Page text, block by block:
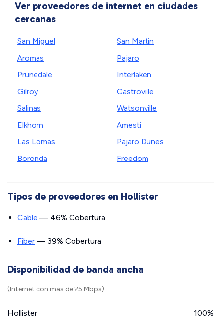
Ver proveedores de internet en ciudades
cercanas
San Miguel
Aromas
Prunedale
Gilroy
Salinas
Elkhorn
Las Lomas
Boronda
San Martin
Pajaro
Interlaken
Castroville
Watsonville
Amesti
Pajaro Dunes
Freedom
Tipos de proveedores en Hollister
Cable — 46% Cobertura
Fiber — 39% Cobertura
Disponibilidad de banda ancha
(Internet con más de 25 Mbps)
Hollister 100%